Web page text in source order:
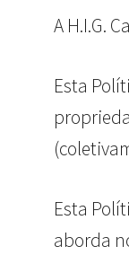
A H.I.G.
Esta
Esta
aborda